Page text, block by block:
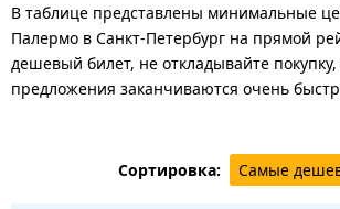
В таблице представлены минимальные
Палермо в Санкт-Петербург на прямой
дешевый билет, не откладывайте
предложения заканчиваются очень
Сортировка: